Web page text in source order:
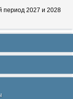
период 2027 и 2028